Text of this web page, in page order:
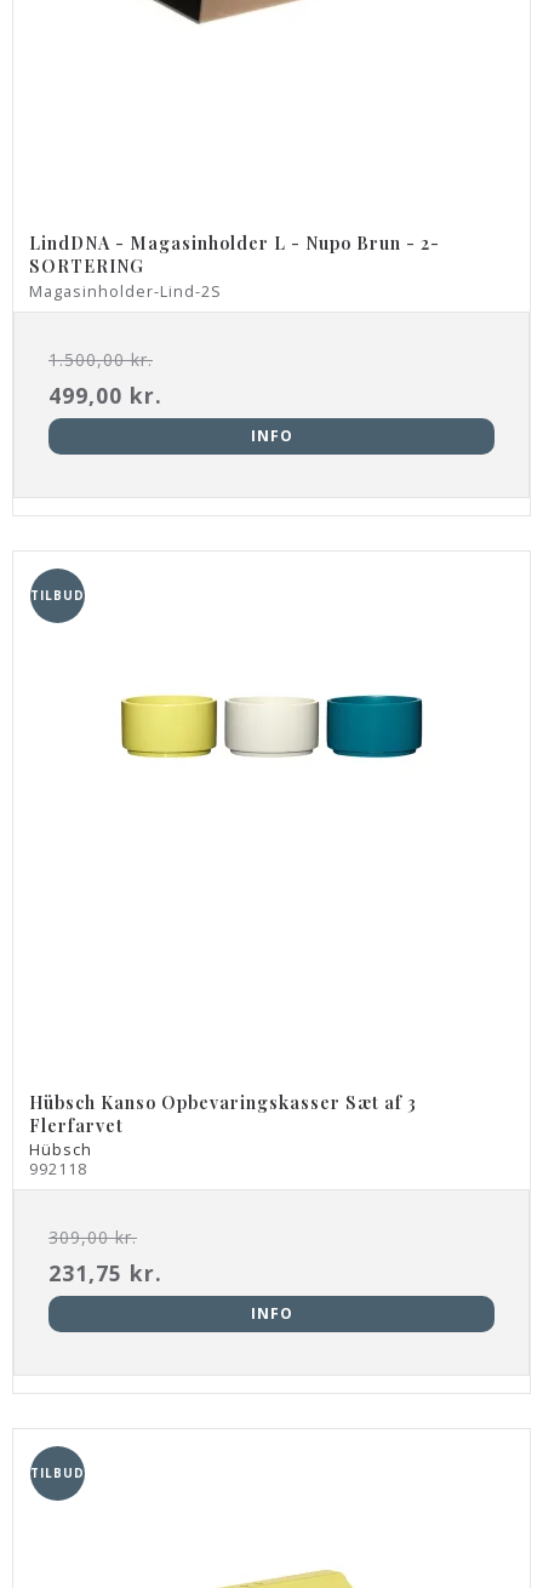
LindDNA - Magasinholder L - Nupo Brun - 2-
SORTERING
Magasinholder-Lind-2S
1.500,00 kr.
499,00 kr.
INFO
TILBUD
Hübsch Kanso Opbevaringskasser Sæt af 3
Flerfarvet
Hübsch
992118
309,00 kr.
231,75 kr.
INFO
TILBUD